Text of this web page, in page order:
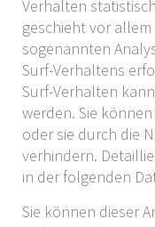
Verhalten
geschieht vor
sogenannten
Surf-Verhaltens
Surf-Verhalten
werden. Sie
oder sie durch die
verhindern.
in der folgenden
Sie können dieser